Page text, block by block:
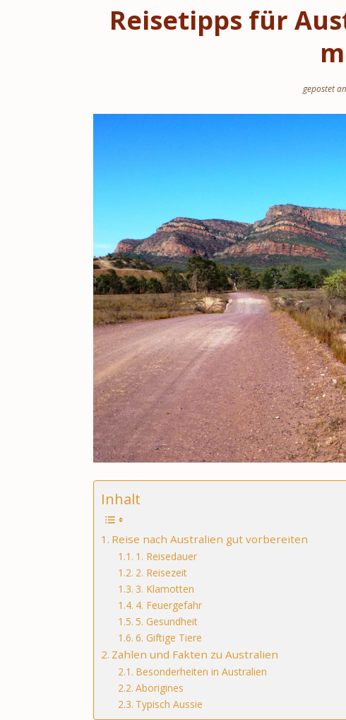
Reisetipps für
gepostet
Inhalt
Reise nach Australien gut vorbereiten
1. Reisedauer
2. Reisezeit
3. Klamotten
4. Feuergefahr
5. Gesundheit
6. Giftige Tiere
Zahlen und Fakten zu Australien
Besonderheiten in Australien
Aborigines
Typisch Aussie